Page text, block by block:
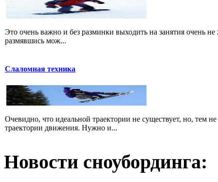
Это очень важно и без разминки выходить на занятия очень
размявшись мож...
Слаломная техника
Очевидно, что идеальной траектории не существует, но, тем
траектории движения. Нужно и...
Новости сноубординга: